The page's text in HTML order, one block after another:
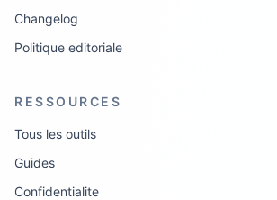
Changelog
Politique editoriale
RESSOURCES
Tous les outils
Guides
Confidentialite